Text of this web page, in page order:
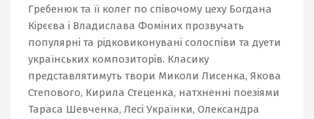
Гребенюк та її колег по співочому цеху Богдана
Кірєєва і Владислава Фоміних прозвучать
популярні та рідковиконувані солоспіви та дуети
українських композиторів. Класику
представлятимуть твори Миколи Лисенка, Якова
Степового, Кирила Стеценка, натхненні поезіями
Тараса Шевченка, Лесі Українки, Олександра